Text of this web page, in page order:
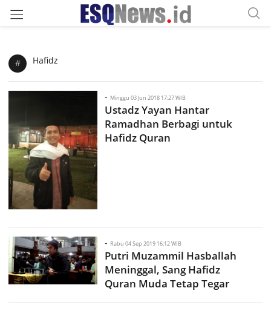
# Hafidz
- Minggu 03 Jun 2018 17:27 WIB
Ustadz Yayan Hantar
Ramadhan Berbagi untuk
Hafidz Quran
- Rabu 04 Sep 2019 16:12 WIB
Putri Muzammil Hasballah
Meninggal, Sang Hafidz
Quran Muda Tetap Tegar